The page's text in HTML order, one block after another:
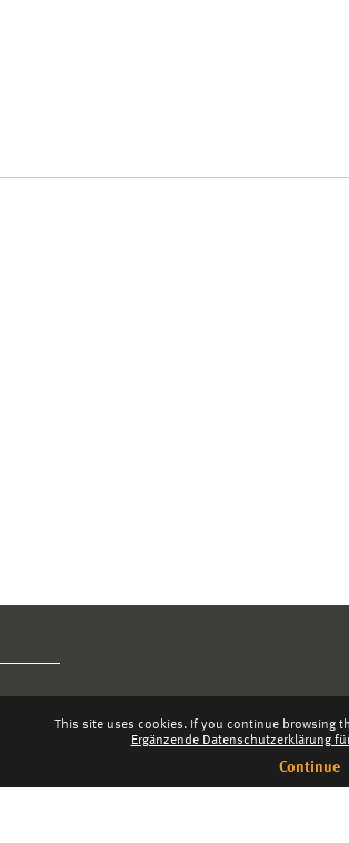
This site uses cookies. If you continue browsing
Ergänzende Datenschutzerklärung
Continue